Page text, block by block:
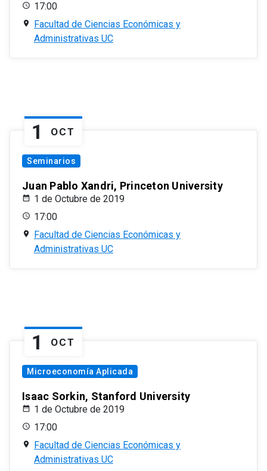
17:00
Facultad de Ciencias Económicas y
Administrativas UC
1 OCT
Seminarios
Juan Pablo Xandri, Princeton University
1 de Octubre de 2019
17:00
Facultad de Ciencias Económicas y
Administrativas UC
1 OCT
Microeconomía Aplicada
Isaac Sorkin, Stanford University
1 de Octubre de 2019
17:00
Facultad de Ciencias Económicas y
Administrativas UC